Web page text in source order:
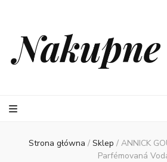
Strona główna / Sklep / ANNICK
Parfémovaná